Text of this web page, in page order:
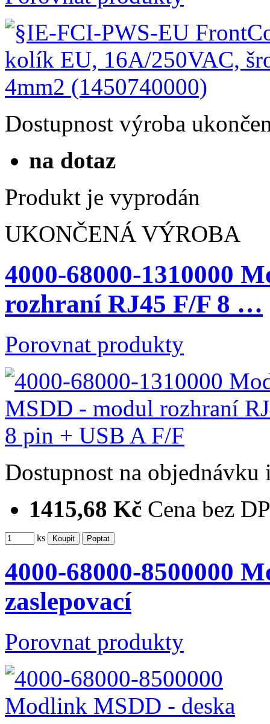
Dostupnost výroba
na dotaz
Produkt je vyprodán
UKONČENÁ VÝROBA
4000-68000-1310000
rozhraní RJ45 F/F 8 …
Porovnat produkty
Dostupnost na objednávku
1415,68 Kč Cena bez
ks
4000-68000-8500000
zaslepovací
Porovnat produkty